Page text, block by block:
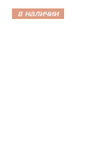
в наличии